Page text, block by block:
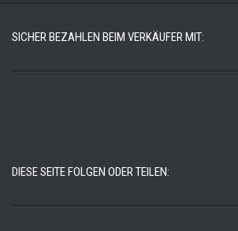
SICHER BEZAHLEN BEIM VERKÄUFER MIT:
DIESE SEITE FOLGEN ODER TEILEN: